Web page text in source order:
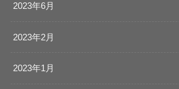
2023年6月
2023年2月
2023年1月